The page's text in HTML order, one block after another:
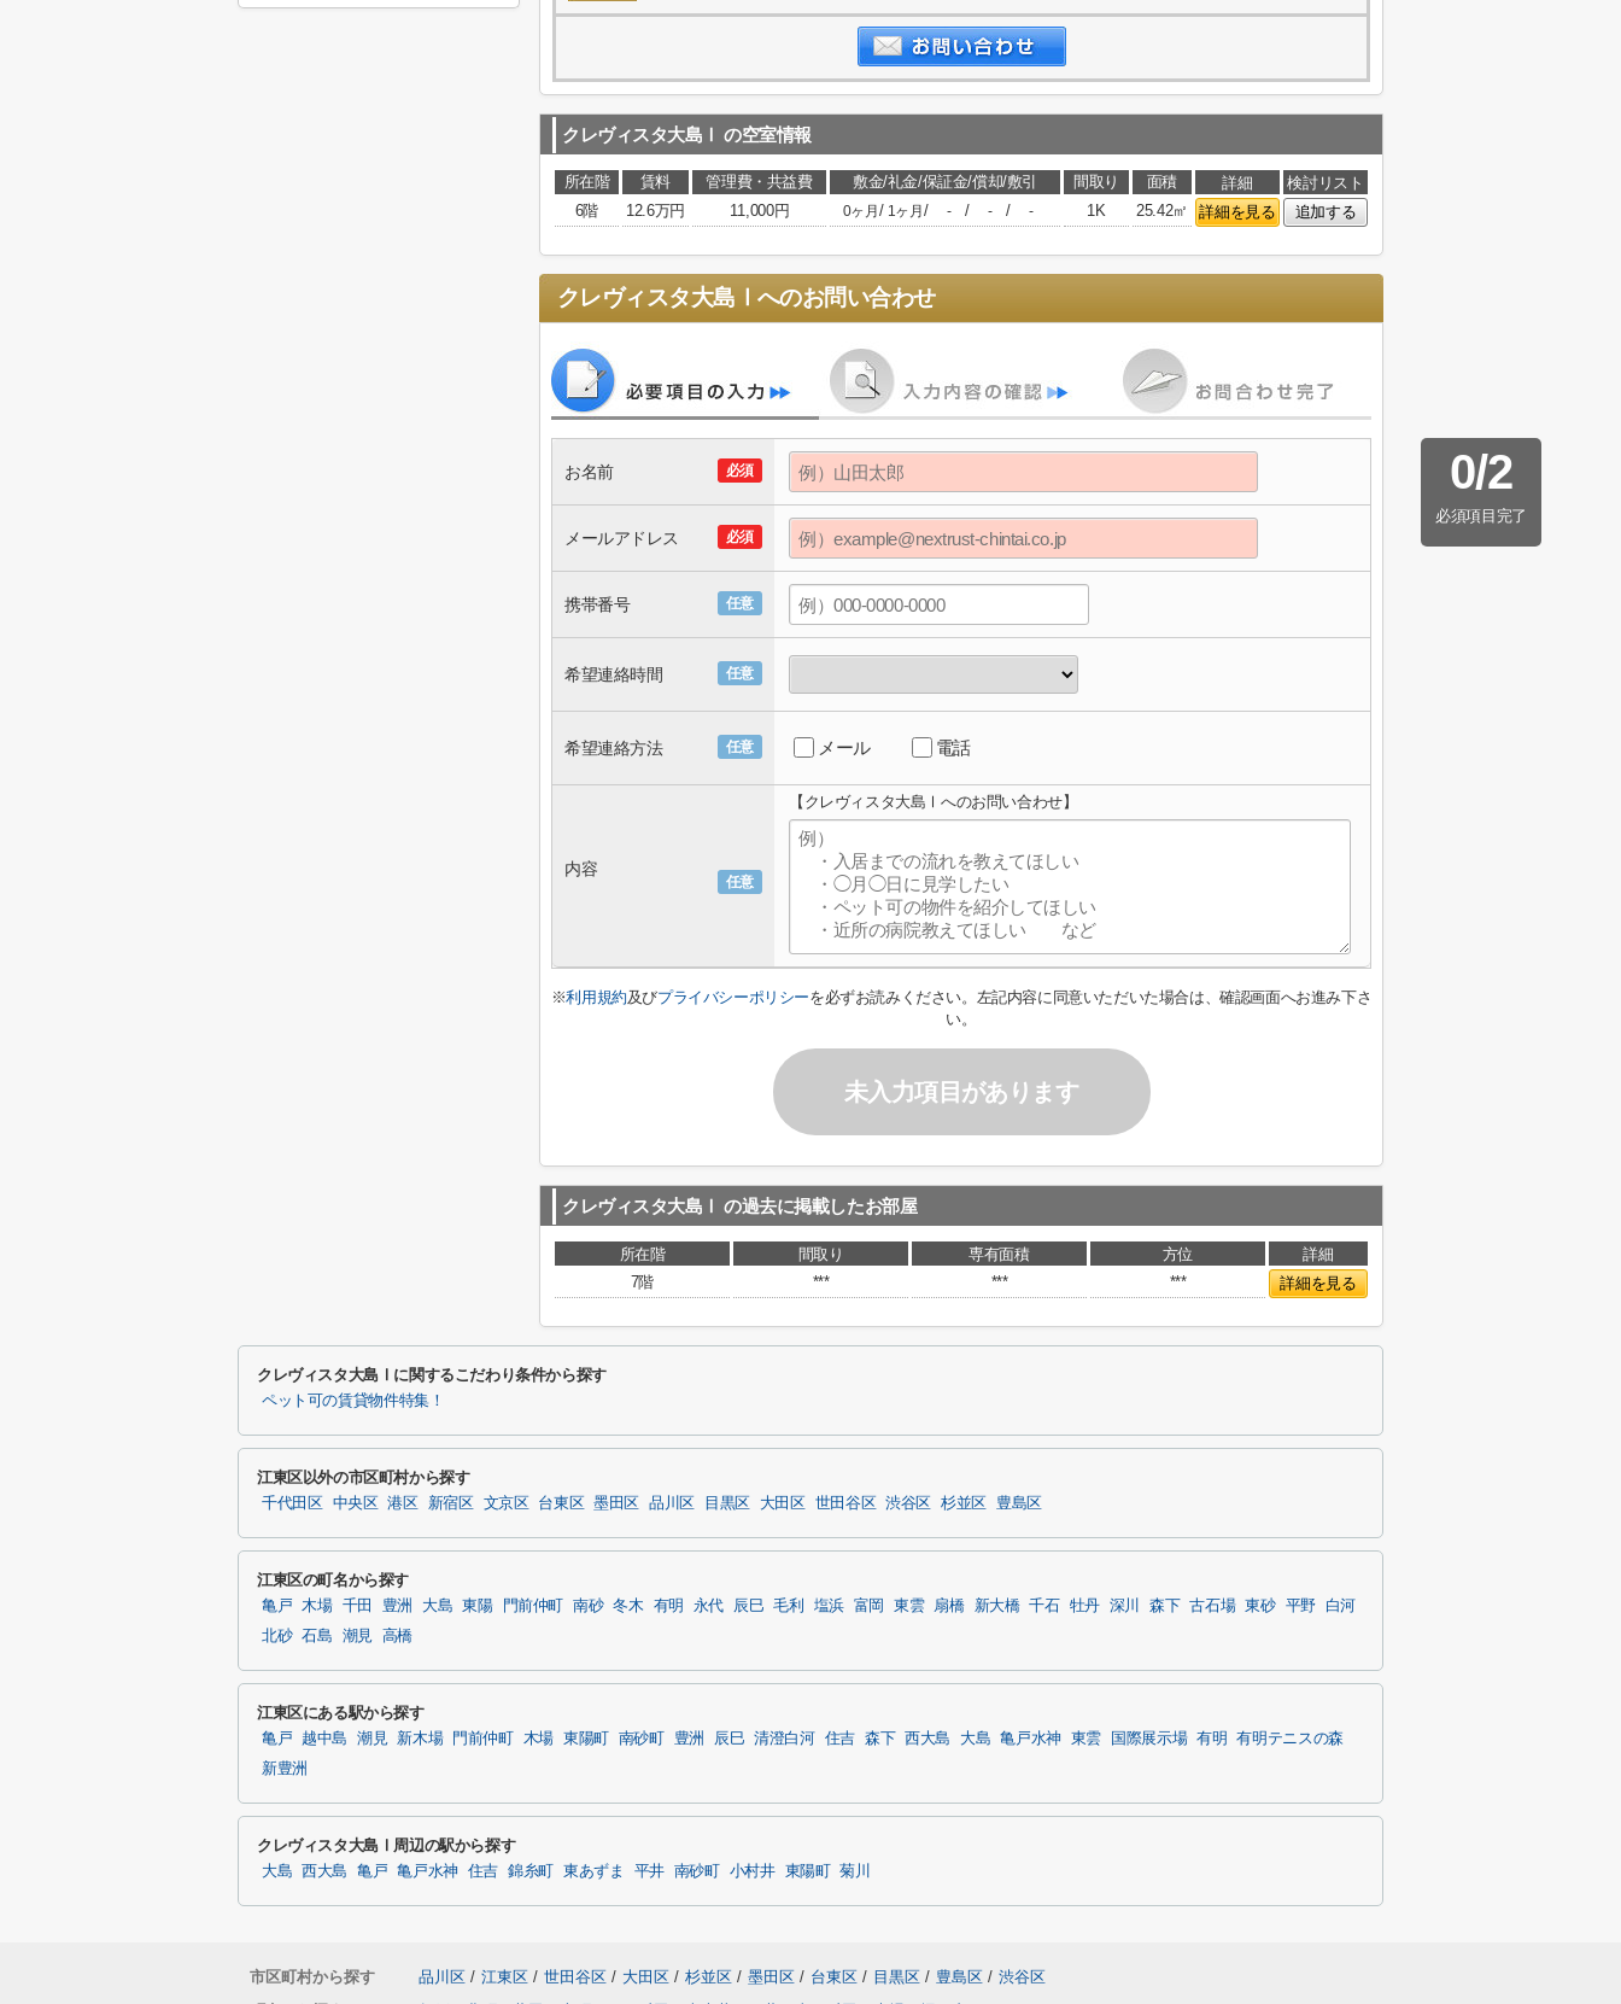
クレヴィスタ大島Ⅰ の空室情報
所在階 賃料 管理費・共益費 敷金/礼金/保証金/償却/敷引 間取り 面積 詳細
検討リスト
6階
12.6万円 11,000円 0ヶ月 / 1ヶ月 / - / - / - 1K 25.42㎡ 詳細を見る 追加する
クレヴィスタ大島Ⅰ へのお問い合わせ
0/2
必須項目完了
必須
お名前
必須
メールアドレス
任意
携帯番号
任意
希望連絡時間
任意
希望連絡方法 メール 電話
任意
内容
【クレヴィスタ大島Ⅰへのお問い合わせ】
※利用規約及びプライバシーポリシーを必ずお読みください。左記内容に同意いただいた場合は、確認画面へお進み下さ
い。
未入力項目があります
クレヴィスタ大島Ⅰ の過去に掲載したお部屋
所在階 間取り 専有面積 方位
詳細
7階
*** *** *** 詳細を見る
クレヴィスタ大島Ⅰに関するこだわり条件から探す
ペット可の賃貸物件特集！
江東区以外の市区町村から探す
千代田区 中央区 港区 新宿区 文京区 台東区 墨田区 品川区 目黒区 大田区 世田谷区 渋谷区 杉並区 豊島区
江東区の町名から探す
亀戸 木場 千田 豊洲 大島 東陽 門前仲町 南砂 冬木 有明 永代 辰巳 毛利 塩浜 富岡 東雲 扇橋 新大橋 千石 牡丹 深川 森下 古石場 東砂 平野
白河
北砂 石島 潮見 高橋
江東区にある駅から探す
亀戸 越中島 潮見 新木場 門前仲町 木場 東陽町 南砂町 豊洲 辰巳 清澄白河 住吉 森下 西大島 大島 亀戸水神 東雲 国際展示場 有明
有明テニスの森
新豊洲
クレヴィスタ大島Ⅰ周辺の駅から探す
大島 西大島 亀戸 亀戸水神 住吉 錦糸町 東あずま 平井 南砂町 小村井 東陽町 菊川
市区町村から探す 品川区 / 江東区 / 世田谷区 / 大田区 / 杉並区 / 墨田区 / 台東区 / 目黒区 / 豊島区 / 渋谷区